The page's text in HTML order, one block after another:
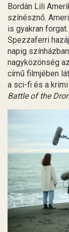
Bordán Lili
színésznő.
is gyakran
Spezzaferri
napig
nagyközönség
című filmjében
a sci-fi és a krimi
Battle of the